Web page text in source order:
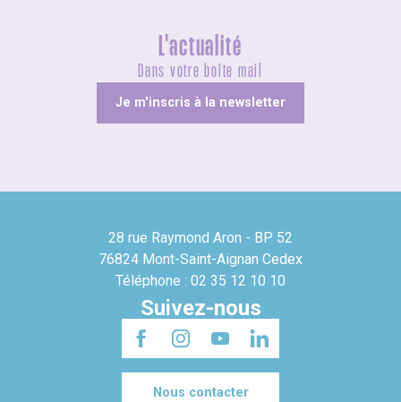
L'actualité
Dans votre boîte mail
Je m'inscris à la newsletter
28 rue Raymond Aron - BP 52
76824 Mont-Saint-Aignan Cedex
Téléphone : 02 35 12 10 10
Suivez-nous
Nous contacter